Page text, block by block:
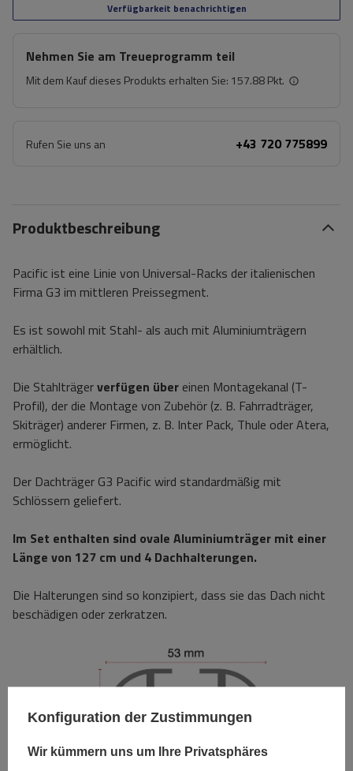
Verfügbarkeit benachrichtigen
Nehmen Sie am Treueprogramm teil
Mit dem Kauf dieses Produkts erhalten Sie: 157.88 Pkt.
Rufen Sie uns an +43 720 775899
Produktbeschreibung
Pacific ist eine Linie von Universal-Racks der italienischen
Firma G3 im mittleren Preissegment.
Es ist sowohl mit Stahl- als auch mit Aluminiumträgern
erhältlich.
Die Stahlträgerverfügen über einen Montagekanal (T-
Profil), der die Montage von Zubehör (z. B. Fahrradträger,
Skiträger) anderer Firmen, z. B. Inter Pack, Thule oder Atera,
ermöglicht.
Der Dachträger G3 Pacific wird standardmäßig mit
Schlössern geliefert.
Im Set enthalten sind ovale Aluminiumträger mit einer
Länge von 127 cm und 4 Dachhalterungen.
Die Halterungen sind so konzipiert, dass sie das Dach nicht
beschädigen oder zerkratzen.
Konfiguration der Zustimmungen
Wir kümmern uns um Ihre Privatsphäres